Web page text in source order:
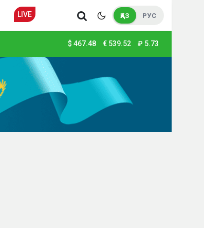
LIVE ҚАЗ РУС
$ 467.48 € 539.52 ₽ 5.73